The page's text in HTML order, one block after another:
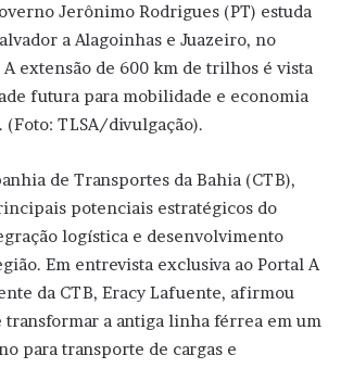
Jerônimo Rodrigues (PT) estuda
a Alagoinhas e Juazeiro, no
A extensão de 600 km de trilhos é vista
futura para mobilidade e economia
(Foto: TLSA/divulgação).
de Transportes da Bahia (CTB),
potenciais estratégicos do
logística e desenvolvimento
Em entrevista exclusiva ao Portal A
da CTB, Eracy Lafuente, afirmou
transformar a antiga linha férrea em um
para transporte de cargas e